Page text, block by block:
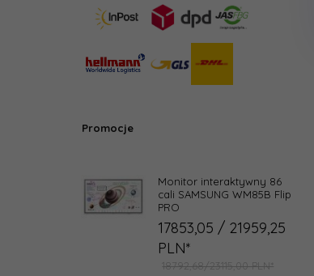
Promocje
Monitor interaktywny 86
cali SAMSUNG WM85B Flip
PRO
17853,05 / 21959,25
PLN*
18792,68/23115,00 PLN*